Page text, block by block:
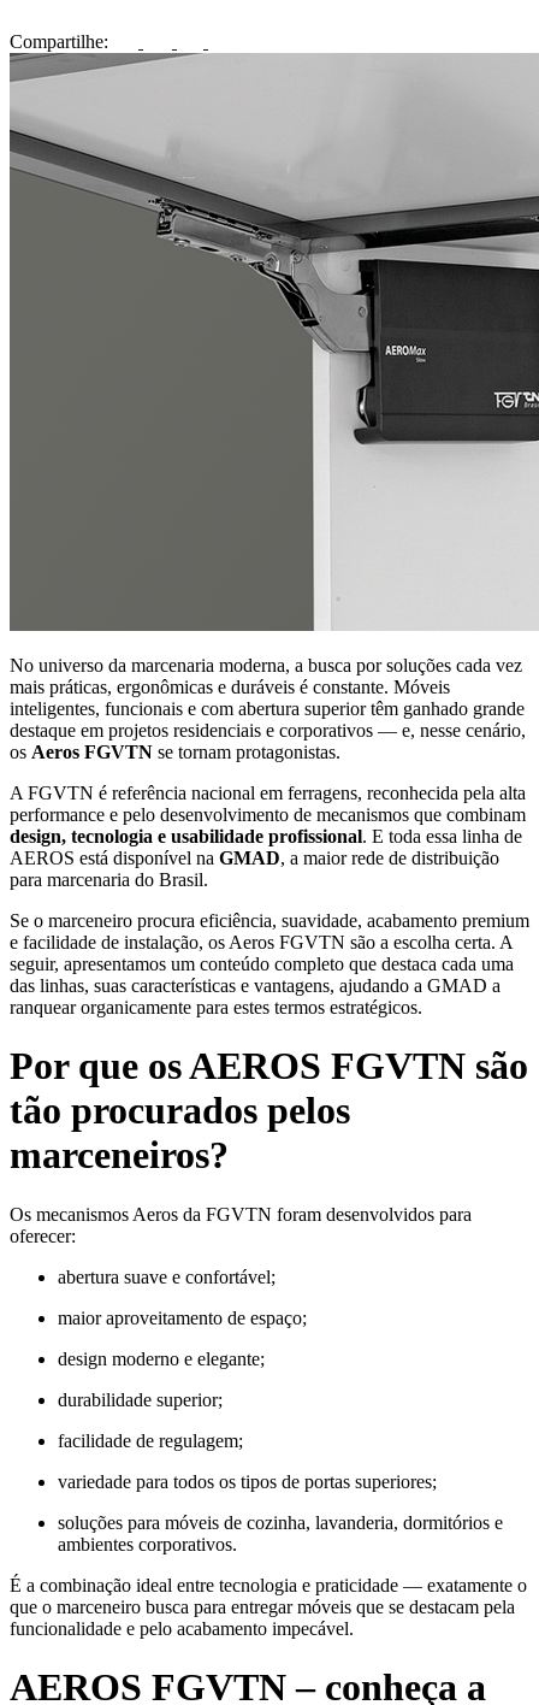
Compartilhe:
No universo da marcenaria moderna, a busca por soluções cada vez
mais práticas, ergonômicas e duráveis é constante. Móveis
inteligentes, funcionais e com abertura superior têm ganhado grande
destaque em projetos residenciais e corporativos — e, nesse cenário,
os Aeros FGVTN se tornam protagonistas.
A FGVTN é referência nacional em ferragens, reconhecida pela alta
performance e pelo desenvolvimento de mecanismos que combinam
design, tecnologia e usabilidade profissional. E toda essa linha de
AEROS está disponível na GMAD, a maior rede de distribuição
para marcenaria do Brasil.
Se o marceneiro procura eficiência, suavidade, acabamento premium
e facilidade de instalação, os Aeros FGVTN são a escolha certa. A
seguir, apresentamos um conteúdo completo que destaca cada uma
das linhas, suas características e vantagens, ajudando a GMAD a
ranquear organicamente para estes termos estratégicos.
Por que os AEROS FGVTN são
tão procurados pelos
marceneiros?
Os mecanismos Aeros da FGVTN foram desenvolvidos para
oferecer:
abertura suave e confortável;
maior aproveitamento de espaço;
design moderno e elegante;
durabilidade superior;
facilidade de regulagem;
variedade para todos os tipos de portas superiores;
soluções para móveis de cozinha, lavanderia, dormitórios e
ambientes corporativos.
É a combinação ideal entre tecnologia e praticidade — exatamente o
que o marceneiro busca para entregar móveis que se destacam pela
funcionalidade e pelo acabamento impecável.
AEROS FGVTN – conheça a